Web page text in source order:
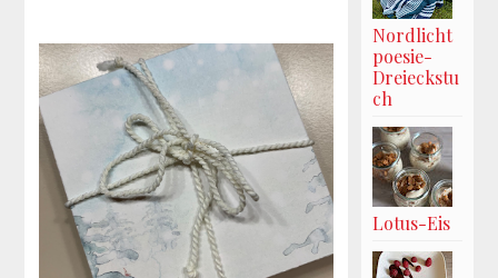
Nordlicht
poesie-
Dreieckstu
ch
Lotus-Eis